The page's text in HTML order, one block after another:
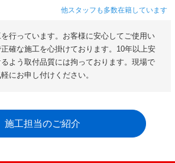
他スタッフも多数在籍しています
行っています。お客様に安心してご使用い
確な施工を心掛けております。10年以上安
よう取付品質には拘っております。現場で
にお申し付けください。
施工担当のご紹介